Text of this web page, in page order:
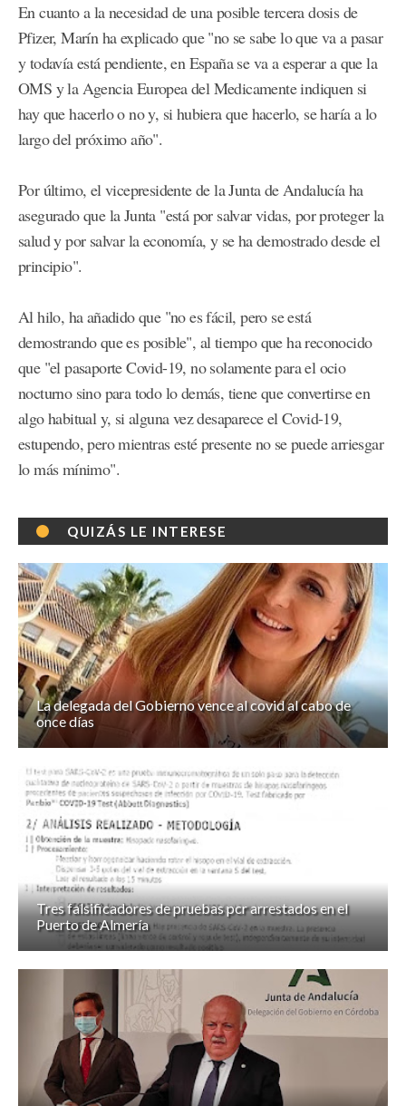
En cuanto a la necesidad de una posible tercera dosis de
Pfizer, Marín ha explicado que "no se sabe lo que va a pasar
y todavía está pendiente, en España se va a esperar a que la
OMS y la Agencia Europea del Medicamente indiquen si
hay que hacerlo o no y, si hubiera que hacerlo, se haría a lo
largo del próximo año".
Por último, el vicepresidente de la Junta de Andalucía ha
asegurado que la Junta "está por salvar vidas, por proteger la
salud y por salvar la economía, y se ha demostrado desde el
principio".
Al hilo, ha añadido que "no es fácil, pero se está
demostrando que es posible", al tiempo que ha reconocido
que "el pasaporte Covid-19, no solamente para el ocio
nocturno sino para todo lo demás, tiene que convertirse en
algo habitual y, si alguna vez desaparece el Covid-19,
estupendo, pero mientras esté presente no se puede arriesgar
lo más mínimo".
QUIZÁS LE INTERESE
La delegada del Gobierno vence al covid al cabo de
once días
Tres falsificadores de pruebas pcr arrestados en el
Puerto de Almería